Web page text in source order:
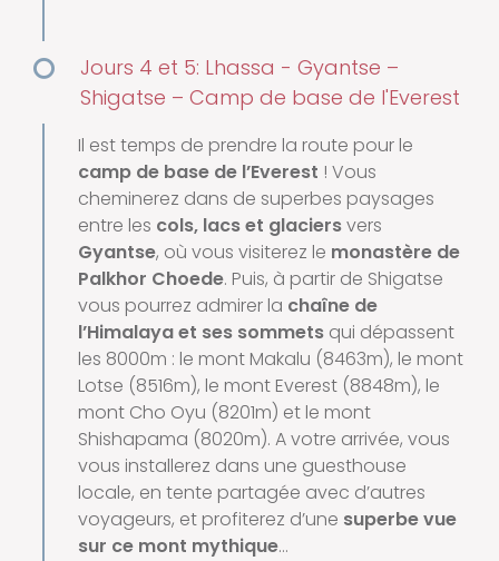
Jours 4 et 5: Lhassa - Gyantse –
Shigatse – Camp de base de l'Everest
Il est temps de prendre la route pour le
camp de base de l’Everest ! Vous
cheminerez dans de superbes paysages
entre les cols, lacs et glaciersvers
Gyantse, où vous visiterez le monastère de
Palkhor Choede. Puis, à partir de Shigatse
vous pourrez admirer la chaîne de
l’Himalaya et ses sommets qui dépassent
les 8000m : le mont Makalu (8463m), le mont
Lotse (8516m), le mont Everest (8848m), le
mont Cho Oyu (8201m) et le mont
Shishapama (8020m). A votre arrivée, vous
vous installerez dans une guesthouse
locale, en tente partagée avec d’autres
voyageurs, et profiterez d’une superbe vue
sur ce mont mythique…